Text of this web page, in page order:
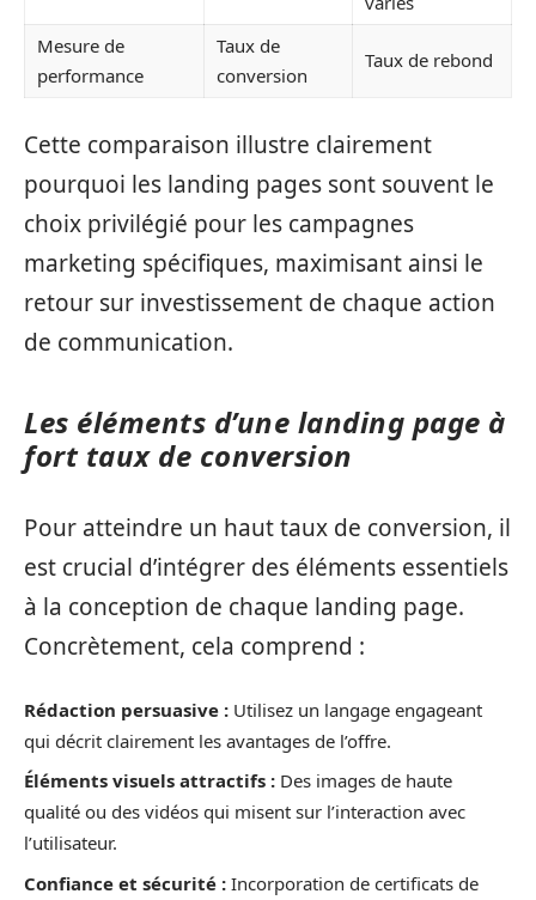
Mesure de
performance
Taux de
conversion
Taux de rebond
Cette comparaison illustre clairement
pourquoi les landing pages sont souvent le
choix privilégié pour les campagnes
marketing spécifiques, maximisant ainsi le
retour sur investissement de chaque action
de communication.
Les éléments d’une landing page à
fort taux de conversion
Pour atteindre un haut taux de conversion, il
est crucial d’intégrer des éléments essentiels
à la conception de chaque landing page.
Concrètement, cela comprend :
Rédaction persuasive : Utilisez un langage engageant
qui décrit clairement les avantages de l’offre.
Éléments visuels attractifs : Des images de haute
qualité ou des vidéos qui misent sur l’interaction avec
l’utilisateur.
Confiance et sécurité : Incorporation de certificats de